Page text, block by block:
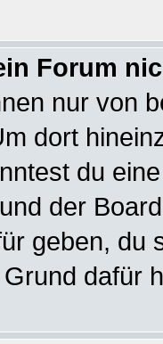
Forum
nur von
dort
du
der
geben, du
dafür